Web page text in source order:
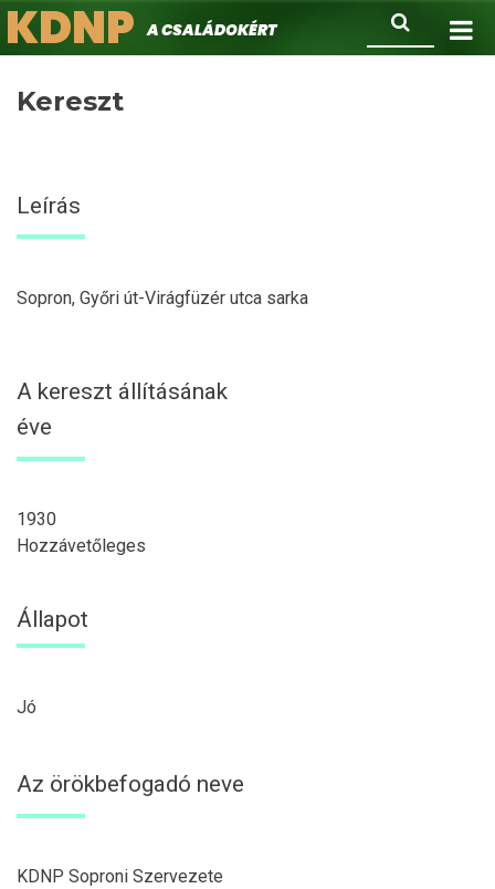
Ugrás
a
Keresés
KDNPA családokért.
Kereszt
Leírás
Sopron, Győri út-Virágfüzér utca sarka
A kereszt állításának
éve
1930
Hozzávetőleges
Állapot
Jó
Az örökbefogadó neve
KDNP Soproni Szervezete